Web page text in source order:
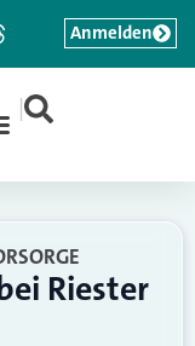
|
Anmelden
Riester